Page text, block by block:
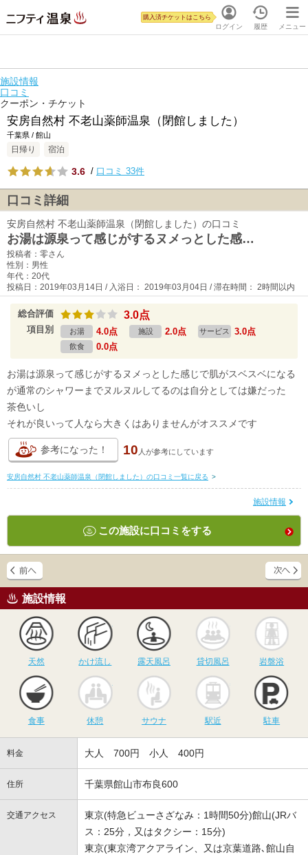
ログイン
購入済チケットはこちら
履歴 メニュー
施設情報
口コミ
クーポン・チケット
安房自然村 不老山薬師温泉（閉館しました）
千葉県 / 館山
日帰り 宿泊
3.6 / 口コミ 33件
口コミ詳細
安房自然村 不老山薬師温泉（閉館しました）の口コミ
お湯は源泉って感じがするヌメっとした感…
投稿者：零さん
性別：男性
年代：20代
投稿日：2019年03月14日 / 入浴日： 2019年03月04日 / 滞在時間： 2時間以内
総合評価 3.0点
項目別 お湯 4.0点 施設 2.0点 サービス 3.0点
飲食 0.0点
お湯は源泉って感じがするヌメっとした感じで肌がスベスベになる
が通常のシャワーまでヌルヌルしてるのは自分としては嫌だった
茶色いし
それが良いって人なら大きくはありませんがオススメです
参考になった！ 10 人が参考にしています
安房自然村 不老山薬師温泉（閉館しました）の口コミ一覧に戻る >
施設情報
この施設に口コミをする
施設情報
天然
かけ流し
かけ流し
露天風呂
露天風呂
貸切風呂
貸切風呂 岩盤浴
食事 休憩
サウナ
サウナ 駅近 駐車
料金 大人 700円 小人 400円
住所 千葉県館山市布良600
交通アクセス
東京(特急ビューさざなみ：1時間50分)館山(JRバ
ス：25分，又はタクシー：15分)
東京(東京湾アクアライン、又は京葉道路､館山自